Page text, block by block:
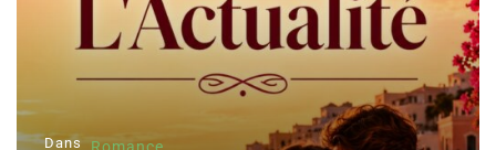
Dans